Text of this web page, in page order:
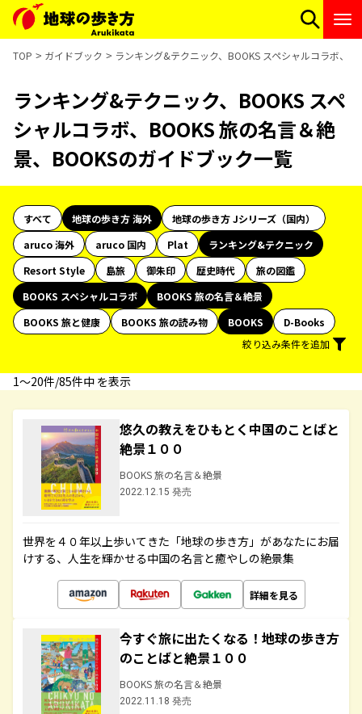
TOP ガイドブック ランキング&テクニック、BOOKS スペシャルコラボ、
ランキング&テクニック、BOOKS スペ
シャルコラボ、BOOKS 旅の名言＆絶
景、BOOKSのガイドブック一覧
すべて 地球の歩き方 海外
地球の歩き方 Jシリーズ（国内）
aruco 海外
aruco 国内 Plat
ランキング&テクニック
Resort Style
島旅 御朱印 歴史時代
旅の図鑑
BOOKS スペシャルコラボ
BOOKS 旅の名言＆絶景
BOOKS 旅と健康
BOOKS 旅の読み物 BOOKS
D-Books
絞り込み条件を追加
1〜20件/85件中 を表示
悠久の教えをひもとく中国のことばと
絶景１００
BOOKS 旅の名言＆絶景
2022.12.15 発売
世界を４０年以上歩いてきた「地球の歩き方」があなたにお届
けする、人生を輝かせる中国の名言と癒やしの絶景集
詳細を見る
今すぐ旅に出たくなる！地球の歩き方
のことばと絶景１００
BOOKS 旅の名言＆絶景
2022.11.18 発売